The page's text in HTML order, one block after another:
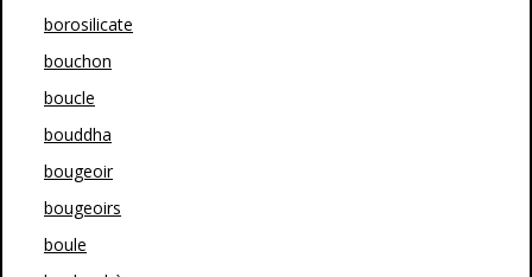
borosilicate
bouchon
boucle
bouddha
bougeoir
bougeoirs
boule